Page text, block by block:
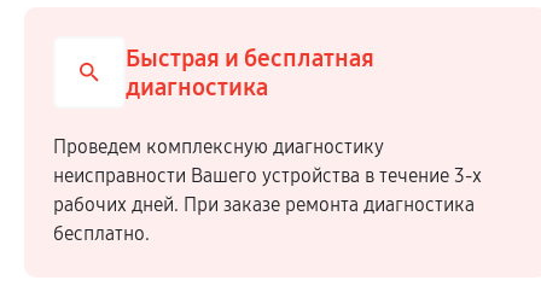
Быстрая и бесплатная
диагностика
Проведем комплексную диагностику
неисправности Вашего устройства в течение 3-х
рабочих дней. При заказе ремонта диагностика
бесплатно.